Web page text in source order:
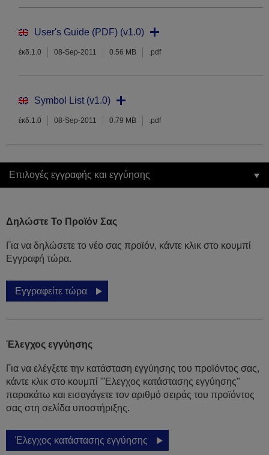
User's Guide (PDF) (v1.0)
έκδ.1.0 08-Sep-2011 0.56 MB .pdf
Symbol List (v1.0)
έκδ.1.0 08-Sep-2011 0.79 MB .pdf
Επιλογές εγγραφής και εγγύησης
Δηλώστε Το Προϊόν Σας
Για να δηλώσετε το νέο σας προϊόν, κάντε κλικ στο κουμπί
Εγγραφή τώρα.
Εγγραφείτε τώρα
Έλεγχος εγγύησης
Για να ελέγξετε την κατάσταση εγγύησης του προϊόντος σας,
κάντε κλικ στο κουμπί "Έλεγχος κατάστασης εγγύησης"
παρακάτω και εισαγάγετε τον αριθμό σειράς του προϊόντος
σας στη σελίδα υποστήριξης.
Έλεγχος κατάστασης εγγύησης